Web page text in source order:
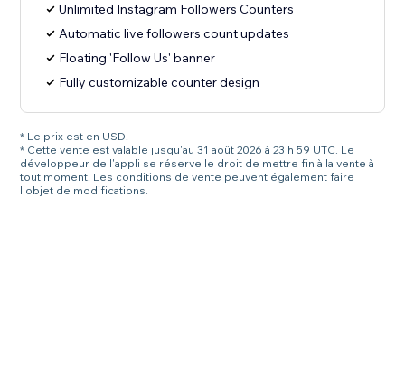
Unlimited Instagram Followers Counters
Automatic live followers count updates
Floating 'Follow Us' banner
Fully customizable counter design
* Le prix est en USD.
* Cette vente est valable jusqu'au 31 août 2026 à 23 h 59 UTC. Le
développeur de l'appli se réserve le droit de mettre fin à la vente à
tout moment. Les conditions de vente peuvent également faire
l'objet de modifications.